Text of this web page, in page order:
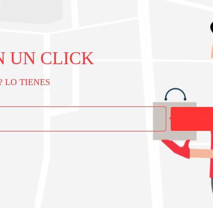
UN CLICK
LO TIENES